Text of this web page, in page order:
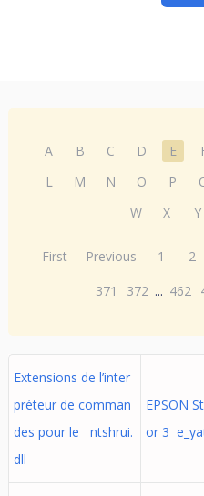
A B C D E
L
M N O P
W
X Y
First Previous 1 2
371
372 ... 462
Extensions de l’inter
préteur de comman
des pour le ntshrui.
dll
EPSON
or 3